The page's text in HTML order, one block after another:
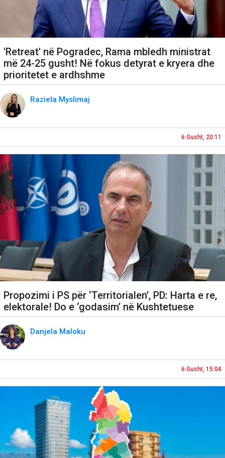
'Retreat' në Pogradec, Rama mbledh ministrat
më 24-25 gusht! Në fokus detyrat e kryera dhe
prioritetet e ardhshme
Raziela Myslimaj
6 Gusht, 20:11
Propozimi i PS për ‘Territorialen’, PD: Harta e re,
elektorale! Do e ‘godasim’ në Kushtetuese
Danjela Maloku
6 Gusht, 15:04